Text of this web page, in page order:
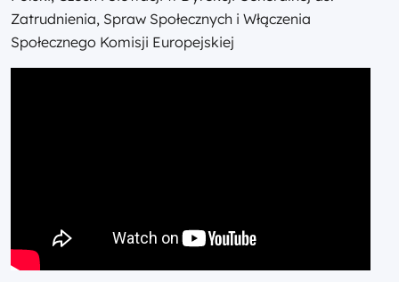
Zatrudnienia, Spraw Społecznych i Włączenia
Społecznego Komisji Europejskiej